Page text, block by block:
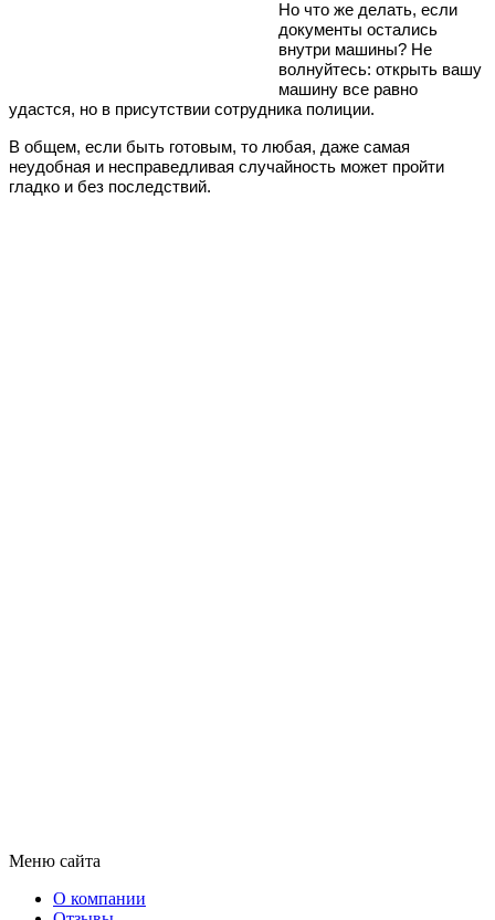
Но что же делать, если
документы остались
внутри машины? Не
волнуйтесь: открыть вашу
машину все равно
удастся, но в присутствии сотрудника полиции.
В общем, если быть готовым, то любая, даже самая
неудобная и несправедливая случайность может пройти
гладко и без последствий.
Меню сайта
О компании